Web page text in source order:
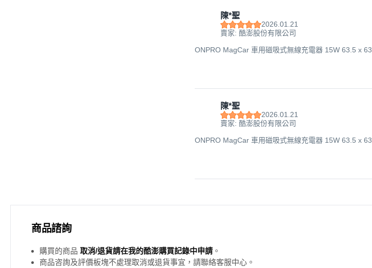
陳*聖
2026.01.21
賣家: 酷澎股份有限公司
ONPRO MagCar 車用磁吸式無線充電器 15W 63.5 x
陳*聖
2026.01.21
賣家: 酷澎股份有限公司
ONPRO MagCar 車用磁吸式無線充電器 15W 63.5 x
商品諮詢
購買的商品 取消/退貨請在我的酷澎購買記錄中申請 。
商品咨詢及評價板塊不處理取消或退貨事宜，請聯絡客服中心。